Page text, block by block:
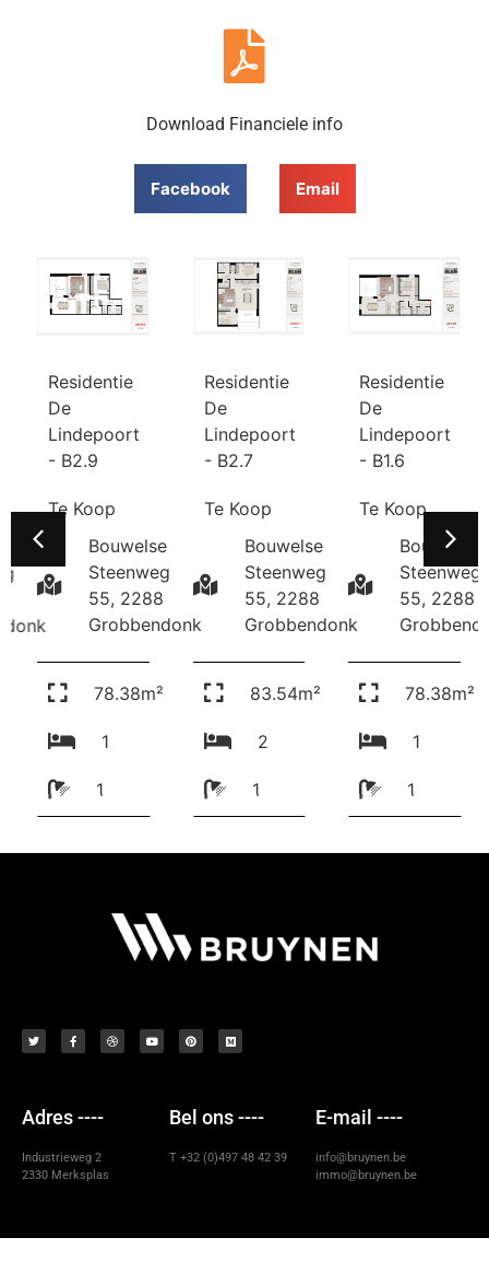
Download Financiele info
Facebook Email
Residentie
De
Lindepoort
- B2.9
Te Koop
Bouwelse
Steenweg
55, 2288
Grobbendonk
78.38m²
1
1
Residentie
De
Lindepoort
- B2.7
Te Koop
Bouwelse
Steenweg
55, 2288
Grobbendonk
83.54m²
2
1
Residentie
De
Lindepoort
- B1.6
Te Koop
Bouwelse
Steenweg
55, 2288
78.38m²
1
1
Adres ----
Industrieweg 2
2330 Merksplas
Bel ons ----
T +32 (0)497 48 42 39
E-mail ----
info@bruynen.be
immo@bruynen.be